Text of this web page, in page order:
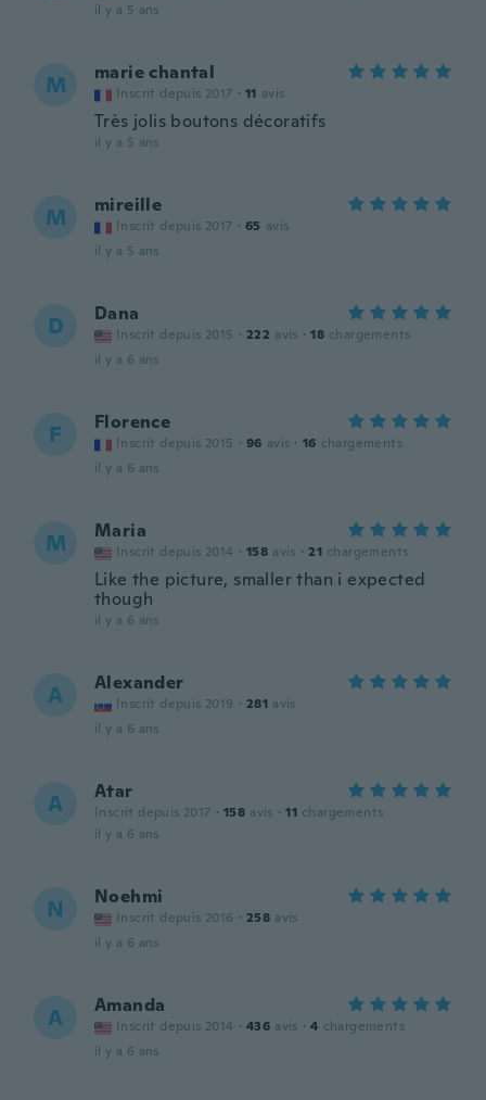
il y a 5 ans
M marie chantal
Inscrit depuis 2017 · 11 avis
Très jolis boutons décoratifs
il y a 5 ans
M mireille
Inscrit depuis 2017 · 65 avis
il y a 5 ans
D Dana
Inscrit depuis 2015 · 222 avis · 18 chargements
il y a 6 ans
F Florence
Inscrit depuis 2015 · 96 avis · 16 chargements
il y a 6 ans
M Maria
Inscrit depuis 2014 · 158 avis · 21 chargements
Like the picture, smaller than i expected
though
il y a 6 ans
A Alexander
Inscrit depuis 2019 · 281 avis
il y a 6 ans
A Atar
Inscrit depuis 2017 · 158 avis · 11 chargements
il y a 6 ans
N Noehmi
Inscrit depuis 2016 · 258 avis
il y a 6 ans
A Amanda
Inscrit depuis 2014 · 436 avis · 4 chargements
il y a 6 ans